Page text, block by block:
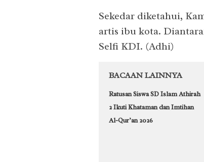
Sekedar diketahui,
artis ibu kota.
Selfi KDI. (Adhi)
BACAAN LAINNYA
Ratusan Siswa SD Islam Athirah
2 Ikuti Khataman dan Imtihan
Al-Qur’an 2026